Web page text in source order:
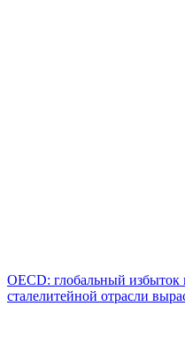
OECD: глобальный
сталелитейной отрасли